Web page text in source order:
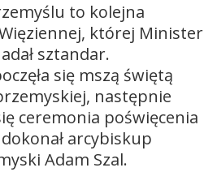
to kolejna
której Minister
sztandar.
się mszą świętą
następnie
ceremonia poświęcenia
arcybiskup
Adam Szal.